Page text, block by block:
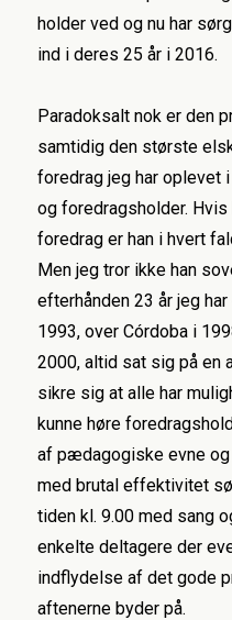
holder ved og nu har
ind i deres 25 år i 2016.
Paradoksalt nok er den
samtidig den største
foredrag jeg har oplevet
og foredragsholder.
foredrag er han i hvert
Men jeg tror ikke han
efterhånden 23 år jeg
1993, over Córdoba i
2000, altid sat sig på en
sikre sig at alle har
kunne høre
af pædagogiske evne og
med brutal effektivitet
tiden kl. 9.00 med sang
enkelte deltagere der
indflydelse af det gode
aftenerne byder på.